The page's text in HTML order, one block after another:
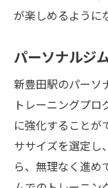
が楽しめるように
パーソナルジ
新豊田駅のパーソ
トレーニングプ
に強化することが
ササイズを選定し
ら、無理なく進め